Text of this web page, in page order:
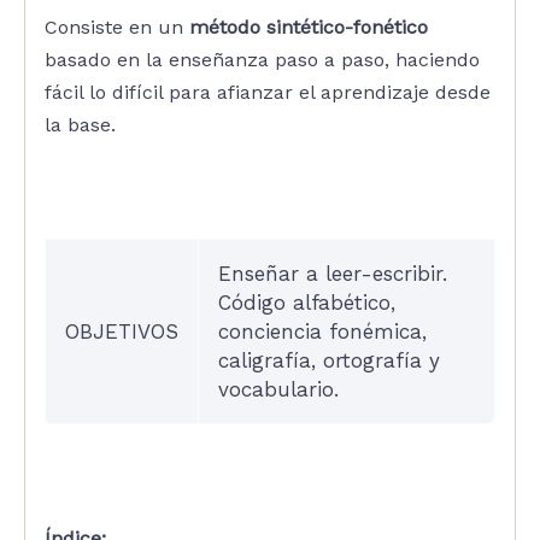
Consiste en un método sintético-fonético
basado en la enseñanza paso a paso, haciendo
fácil lo difícil para afianzar el aprendizaje desde
la base.
OBJETIVOS
Enseñar a leer-escribir.
Código alfabético,
conciencia fonémica,
caligrafía, ortografía y
vocabulario.